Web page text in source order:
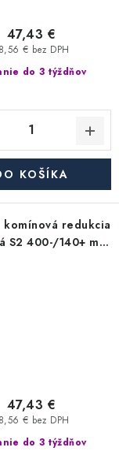
do 3 týždňov
€ bez DPH
47,43 €
KOŠÍKA
komínová redukcia
mm
do 3 týždňov
€ bez DPH
47,43 €